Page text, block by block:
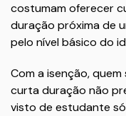
costumam oferecer
duração próxima de
pelo nível básico do
Com a isenção,
curta duração não
visto de estudante